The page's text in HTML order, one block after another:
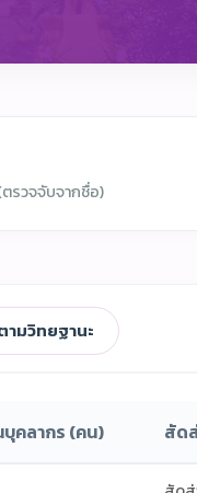
รวจจับจากชื่อ)
ามวิทยฐานะ
บุคลากร (คน) สัด